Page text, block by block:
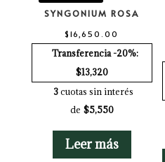
SYNGONIUM ROSA
$ 16,650.00
Transferencia -20%:
$13,320
3cuotas sin interés
de $5,550
Leer más